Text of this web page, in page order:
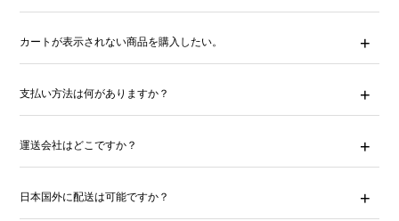
カートが表示されない商品を購入したい。
支払い方法は何がありますか？
運送会社はどこですか？
日本国外に配送は可能ですか？